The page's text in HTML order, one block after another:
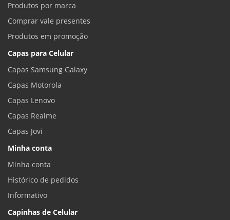
Produtos por marca
Comprar vale presentes
Produtos em promoção
Capas para Celular
Capas Samsung Galaxy
Capas Motorola
Capas Lenovo
Capas Realme
Capas Jovi
Minha conta
Minha conta
Histórico de pedidos
Informativo
Capinhas de Celular